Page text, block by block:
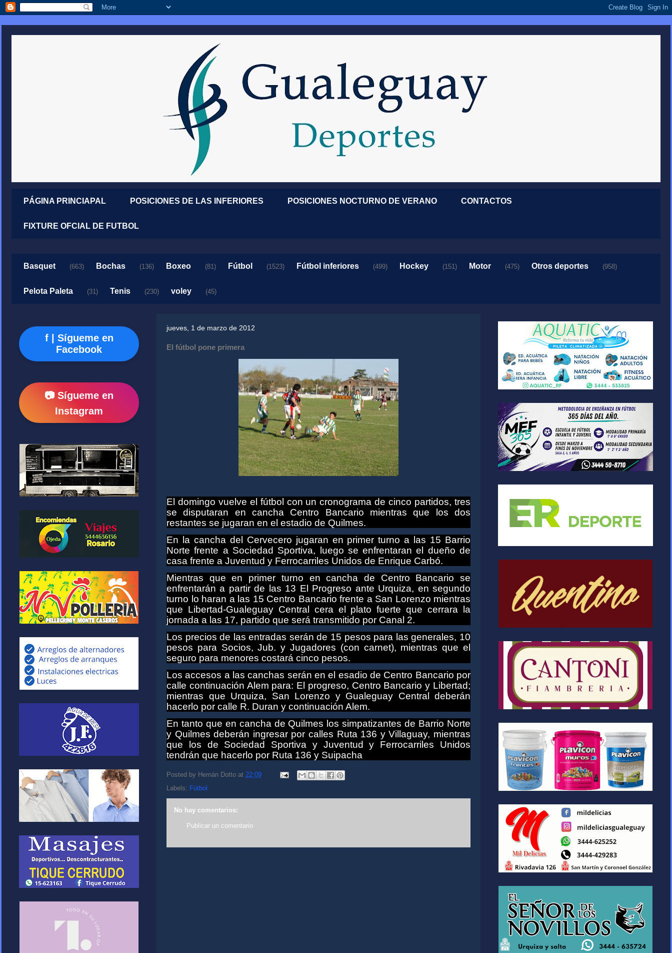
PÁGINA PRINCIAPAL POSICIONES DE LAS INFERIORES POSICIONES NOCTURNO DE VERANO CONTACTOS
FIXTURE OFCIAL DE FUTBOL
Basquet (663) Bochas (136) Boxeo (81) Fútbol (1523) Fútbol inferiores (499) Hockey (151) Motor (475) Otros deportes (958)
Pelota Paleta (31) Tenis (230) voley (45)
jueves, 1 de marzo de 2012
El fútbol pone primera
El domingo vuelve el fútbol con un cronograma de cinco partidos, tres
se disputaran en cancha Centro Bancario mientras que los dos
restantes se jugaran en el estadio de Quilmes.
En la cancha del Cervecero jugaran en primer turno a las 15 Barrio
Norte frente a Sociedad Sportiva, luego se enfrentaran el dueño de
casa frente a Juventud y Ferrocarriles Unidos de Enrique Carbó.
Mientras que en primer turno en cancha de Centro Bancario se
enfrentarán a partir de las 13 El Progreso ante Urquiza, en segundo
turno lo haran a las 15 Centro Bancario frente a San Lorenzo mientras
que Libertad-Gualeguay Central cera el plato fuerte que cerrara la
jornada a las 17, partido que será transmitido por Canal 2.
Los precios de las entradas serán de 15 pesos para las generales, 10
pesos para Socios, Jub. y Jugadores (con carnet), mientras que el
seguro para menores costará cinco pesos.
Los accesos a las canchas serán en el esadio de Centro Bancario por
calle continuación Alem para: El progreso, Centro Bancario y Libertad;
mientras que Urquiza, San Lorenzo y Gualeguay Central deberán
hacerlo por calle R. Duran y continuación Alem.
En tanto que en cancha de Quilmes los simpatizantes de Barrio Norte
y Quilmes deberán ingresar por calles Ruta 136 y Villaguay, mientras
que los de Sociedad Sportiva y Juventud y Ferrocarriles Unidos
tendrán que hacerlo por Ruta 136 y Suipacha
Posted by Hernán Dotto at 22:09
Labels: Fútbol
No hay comentarios:
Publicar un comentario
f | Sígueme en
Facebook
📷 Sígueme en
Instagram